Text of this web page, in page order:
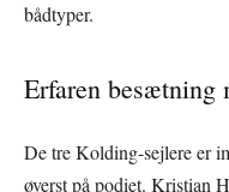
bådtyper.
Erfaren besætning
De tre Kolding-sejlere er
øverst på podiet. Kristian